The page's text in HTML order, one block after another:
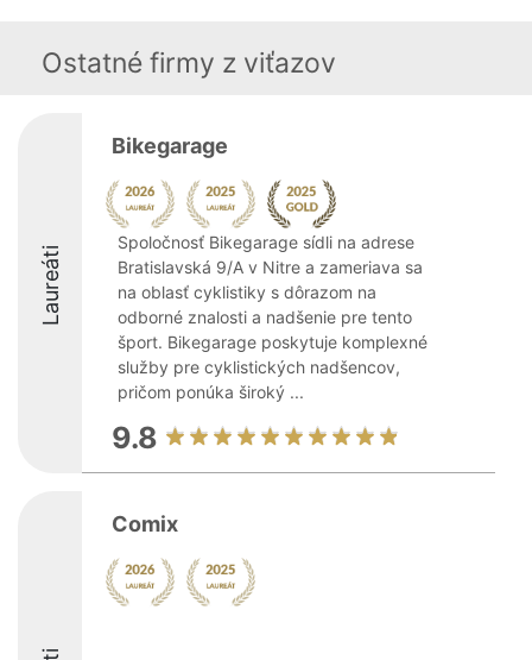
Ostatné firmy z viťazov
Laureáti
Bikegarage
Spoločnosť Bikegarage sídli na adrese
Bratislavská 9/A v Nitre a zameriava sa
na oblasť cyklistiky s dôrazom na
odborné znalosti a nadšenie pre tento
šport. Bikegarage poskytuje komplexné
služby pre cyklistických nadšencov,
pričom ponúka široký ...
9.8
Comix